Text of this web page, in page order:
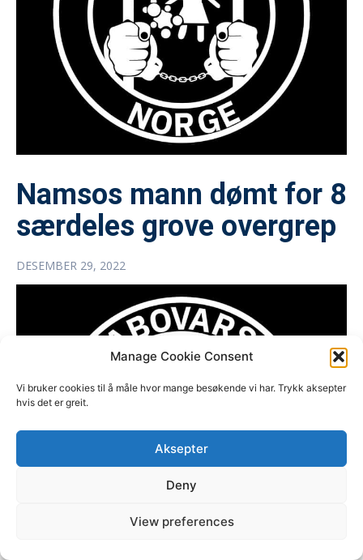
Manage Cookie Consent
Vi bruker cookies til å måle hvor mange besøkende vi har. Trykk aksepter
hvis det er greit.
Aksepter
Deny
View preferences
Namsos mann dømt for 8
særdeles grove overgrep
DESEMBER 29, 2022